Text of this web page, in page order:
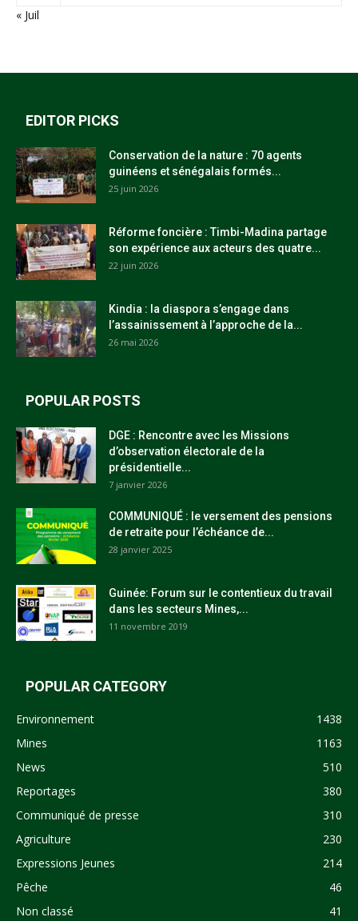
« Juil
EDITOR PICKS
Conservation de la nature : 70 agents
guinéens et sénégalais formés...
25 juin 2026
Réforme foncière : Timbi-Madina partage
son expérience aux acteurs des quatre...
22 juin 2026
Kindia : la diaspora s’engage dans
l’assainissement à l’approche de la...
26 mai 2026
POPULAR POSTS
DGE : Rencontre avec les Missions
d’observation électorale de la
présidentielle...
7 janvier 2026
COMMUNIQUÉ : le versement des pensions
de retraite pour l’échéance de...
28 janvier 2025
Guinée: Forum sur le contentieux du travail
dans les secteurs Mines,...
11 novembre 2019
POPULAR CATEGORY
Environnement
1438
Mines
1163
News
510
Reportages
380
Communiqué de presse
310
Agriculture
230
Expressions Jeunes
214
Pêche
46
Non classé
41